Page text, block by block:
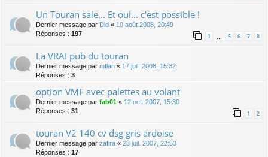
Un Touran sale... Et oui... c'est possible !
Dernier message par Did « 10 août 2008, 20:49
Réponses : 197 1 … 5 6 7 8
La VRAI pub du touran
Dernier message par mflan « 17 juil. 2008, 15:32
Réponses : 3
option VMF avec palettes au volant
Dernier message par fab01 « 12 oct. 2007, 15:30
Réponses : 31 1 2
touran V2 140 cv dsg gris ardoise
Dernier message par zafira « 23 juil. 2007, 22:53
Réponses : 17